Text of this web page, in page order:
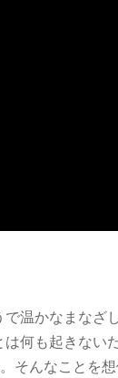
温かなまなざ
何も起きない
そんなことを